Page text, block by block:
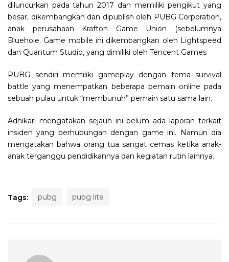
diluncurkan pada tahun 2017 dan memiliki pengikut yang
besar, dikembangkan dan dipublish oleh PUBG Corporation,
anak perusahaan Krafton Game Union (sebelumnya
Bluehole. Game mobile ini dikembangkan oleh Lightspeed
dan Quantum Studio, yang dimiliki oleh Tencent Games
PUBG sendiri memiliki gameplay dengan tema survival
battle yang menempatkan beberapa pemain online pada
sebuah pulau untuk “membunuh” pemain satu sama lain.
Adhikari mengatakan sejauh ini belum ada laporan terkait
insiden yang berhubungan dengan game ini. Namun dia
mengatakan bahwa orang tua sangat cemas ketika anak-
anak terganggu pendidikannya dan kegiatan rutin lainnya.
Tags: pubg pubg lite